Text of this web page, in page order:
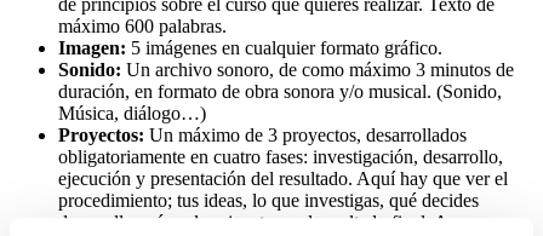
máximo 600 palabras.
Imagen: 5 imágenes en cualquier formato gráfico.
Sonido: Un archivo sonoro, de como máximo 3 minutos de
duración, en formato de obra sonora y/o musical. (Sonido,
Música, diálogo…)
Proyectos: Un máximo de 3 proyectos, desarrollados
obligatoriamente en cuatro fases: investigación, desarrollo,
ejecución y presentación del resultado. Aquí hay que ver el
procedimiento; tus ideas, lo que investigas, qué decides
desarrollar, cómo las ejecutas y el resultado final. Aunque se